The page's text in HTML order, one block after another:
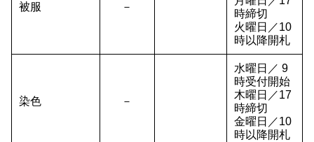
被服 －
時締切
火曜日／10
時以降開札
染色 －
水曜日／ 9
時受付開始
木曜日／17
時締切
金曜日／10
時以降開札